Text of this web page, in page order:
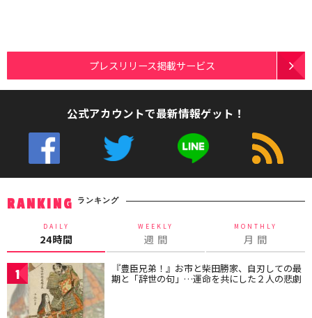
プレスリリース掲載サービス
公式アカウントで最新情報ゲット！
RANKING ランキング
DAILY
24時間
WEEKLY
週 間
MONTHLY
月 間
1 『豊臣兄弟！』お市と柴田勝家、自刃しての最
期と「辞世の句」…運命を共にした２人の悲劇